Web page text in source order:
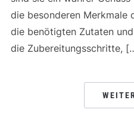
die besonderen Merkmale
die benötigten Zutaten
die Zubereitungsschritte,